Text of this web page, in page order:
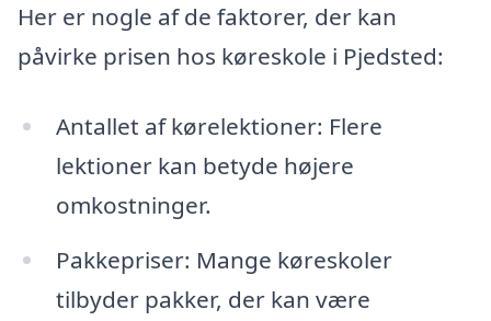
Her er nogle af de faktorer, der kan
påvirke prisen hos køreskole i Pjedsted:
Antallet af kørelektioner: Flere
lektioner kan betyde højere
omkostninger.
Pakkepriser: Mange køreskoler
tilbyder pakker, der kan være